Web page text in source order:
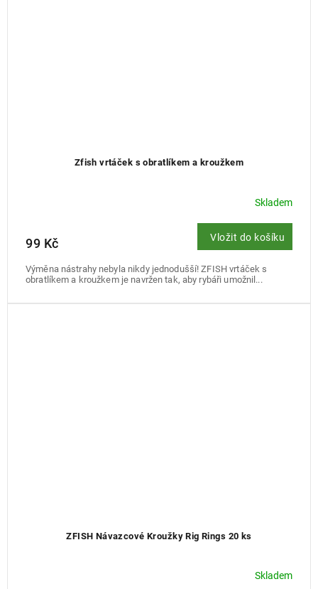
Zfish vrtáček s obratlíkem a kroužkem
Skladem
99 Kč Vložit do košíku
Výměna nástrahy nebyla nikdy jednodušší! ZFISH vrtáček s
obratlíkem a kroužkem je navržen tak, aby rybáři umožnil...
ZFISH Návazcové Kroužky Rig Rings 20 ks
Skladem